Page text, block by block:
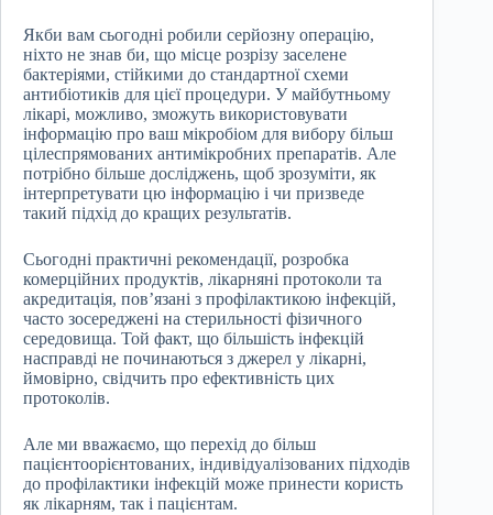
Якби вам сьогодні робили серйозну операцію,
ніхто не знав би, що місце розрізу заселене
бактеріями, стійкими до стандартної схеми
антибіотиків для цієї процедури. У майбутньому
лікарі, можливо, зможуть використовувати
інформацію про ваш мікробіом для вибору більш
цілеспрямованих антимікробних препаратів. Але
потрібно більше досліджень, щоб зрозуміти, як
інтерпретувати цю інформацію і чи призведе
такий підхід до кращих результатів.
Сьогодні практичні рекомендації, розробка
комерційних продуктів, лікарняні протоколи та
акредитація, пов’язані з профілактикою інфекцій,
часто зосереджені на стерильності фізичного
середовища. Той факт, що більшість інфекцій
насправді не починаються з джерел у лікарні,
ймовірно, свідчить про ефективність цих
протоколів.
Але ми вважаємо, що перехід до більш
пацієнтоорієнтованих, індивідуалізованих підходів
до профілактики інфекцій може принести користь
як лікарням, так і пацієнтам.